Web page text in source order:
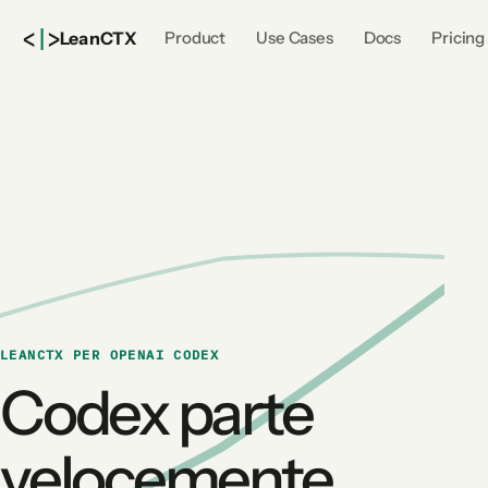
<|>LeanCTX Product Use Cases Docs Pricing
LEANCTX PER OPENAI CODEX
Codex parte